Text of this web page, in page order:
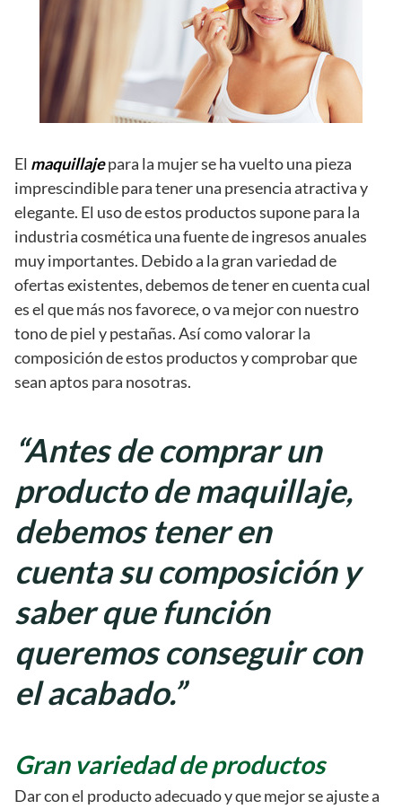
El maquillajepara la mujer se ha vuelto una pieza
imprescindible para tener una presencia atractiva y
elegante. El uso de estos productos supone para la
industria cosmética una fuente de ingresos anuales
muy importantes. Debido a la gran variedad de
ofertas existentes, debemos de tener en cuenta cual
es el que más nos favorece, o va mejor con nuestro
tono de piel y pestañas. Así como valorar la
composición de estos productos y comprobar que
sean aptos para nosotras.
“Antes de comprar un
producto de maquillaje,
debemos tener en
cuenta su composición y
saber que función
queremos conseguir con
el acabado.”
Gran variedad de productos
Dar con el producto adecuado y que mejor se ajuste a